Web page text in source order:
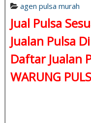
agen pulsa murah
Jual Pulsa
Jualan Pulsa
Daftar Jualan
WARUNG